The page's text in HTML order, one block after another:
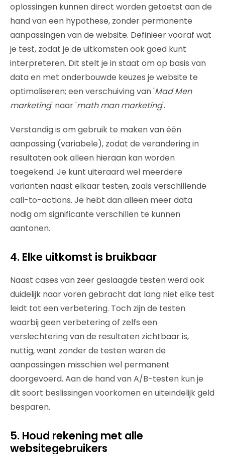
oplossingen kunnen direct worden getoetst aan de
hand van een hypothese, zonder permanente
aanpassingen van de website. Definieer vooraf wat
je test, zodat je de uitkomsten ook goed kunt
interpreteren. Dit stelt je in staat om op basis van
data en met onderbouwde keuzes je website te
optimaliseren; een verschuiving van 'Mad Men
marketing' naar 'math man marketing'.
Verstandig is om gebruik te maken van één
aanpassing (variabele), zodat de verandering in
resultaten ook alleen hieraan kan worden
toegekend. Je kunt uiteraard wel meerdere
varianten naast elkaar testen, zoals verschillende
call-to-actions. Je hebt dan alleen meer data
nodig om significante verschillen te kunnen
aantonen.
4. Elke uitkomst is bruikbaar
Naast cases van zeer geslaagde testen werd ook
duidelijk naar voren gebracht dat lang niet elke test
leidt tot een verbetering. Toch zijn de testen
waarbij geen verbetering of zelfs een
verslechtering van de resultaten zichtbaar is,
nuttig, want zonder de testen waren de
aanpassingen misschien wel permanent
doorgevoerd. Aan de hand van A/B-testen kun je
dit soort beslissingen voorkomen en uiteindelijk geld
besparen.
5. Houd rekening met alle
websitegebruikers